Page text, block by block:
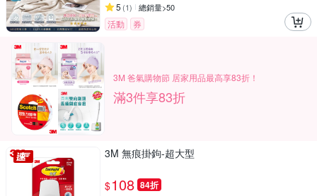
5 (1) 總銷量>50
活動 券
3M 爸氣購物節 居家用品最高享83折！
滿3件享83折
3M 無痕掛鉤-超大型
$108 84折